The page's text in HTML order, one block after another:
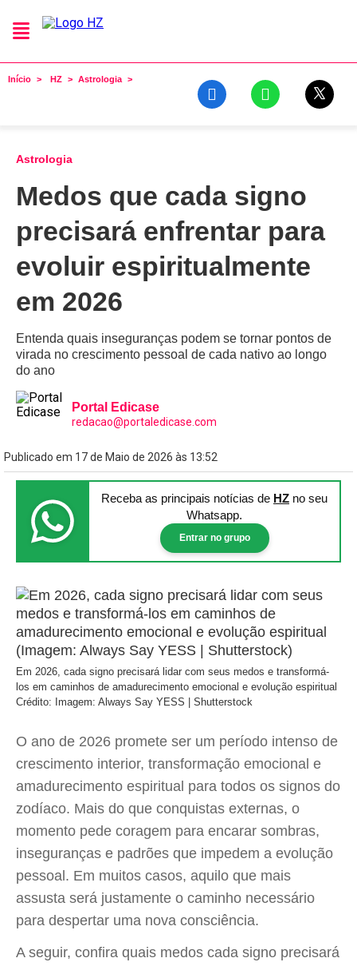
Início HZ Astrologia
Astrologia
Medos que cada signo
precisará enfrentar para
evoluir espiritualmente
em 2026
Entenda quais inseguranças podem se tornar pontos de
virada no crescimento pessoal de cada nativo ao longo
do ano
Portal Edicase
redacao@portaledicase.com
Publicado em 17 de Maio de 2026 às 13:52
Receba as principais notícias de HZ no seu
Whatsapp.
Entrar no grupo
Em 2026, cada signo precisará lidar com seus medos e transformá-
los em caminhos de amadurecimento emocional e evolução espiritual
Crédito: Imagem: Always Say YESS | Shutterstock
O ano de 2026 promete ser um período intenso de
crescimento interior, transformação emocional e
amadurecimento espiritual para todos os signos do
zodíaco. Mais do que conquistas externas, o
momento pede coragem para encarar sombras,
inseguranças e padrões que impedem a evolução
pessoal. Em muitos casos, aquilo que mais
assusta será justamente o caminho necessário
para despertar uma nova consciência.
A seguir, confira quais medos cada signo precisará